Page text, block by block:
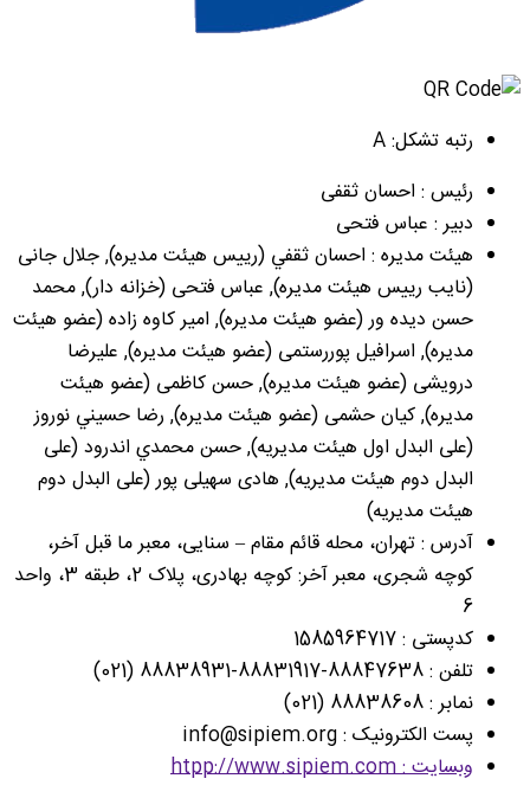
رتبه تشکل: A
رئیس : احسان ثقفی
دبیر : عباس فتحی
هیئت مدیره : احسان ثقفي (رییس هیئت مدیره), جلال جانی
(نایب رییس هیئت مدیره), عباس فتحی (خزانه دار), محمد
حسن دیده ور (عضو هیئت مدیره), امیر کاوه زاده (عضو هیئت
مدیره), اسرافیل پوررستمی (عضو هیئت مدیره), علیرضا
درویشی (عضو هیئت مدیره), حسن کاظمی (عضو هیئت
مدیره), کیان حشمی (عضو هیئت مدیره), رضا حسيني نوروز
(علی البدل اول هیئت مدیریه), حسن محمدي اندرود (علی
البدل دوم هیئت مدیریه), هادی سهیلی پور (علی البدل دوم
هیئت مدیریه)
آدرس : تهران، محله قائم مقام – سنایی، معبر ما قبل آخر،
کوچه شجری، معبر آخر: کوچه بهادری، پلاک 2، طبقه 3، واحد
کدپستی : 1585964717
تلفن : 88847638-88831917-88838931 (021)
نمابر : 88838608 (021)
پست الکترونیک : info@sipiem.org
وبسایت : htpp://www.sipiem.com